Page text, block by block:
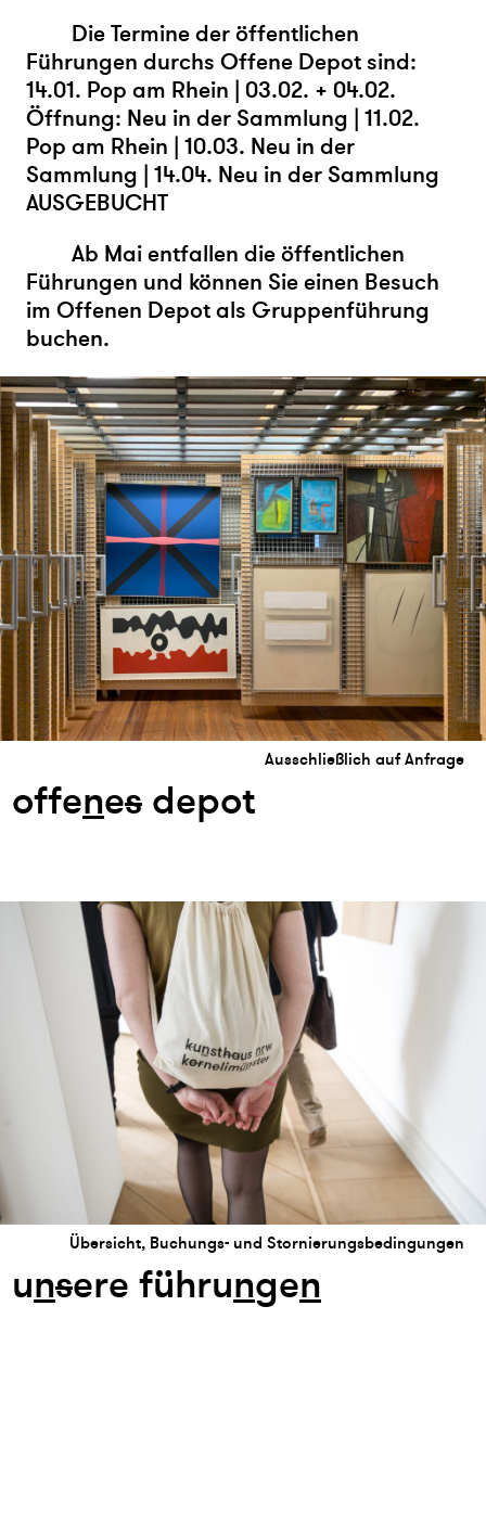
Die Termine der öffentlichen
Führungen durchs Offene Depot sind:
14.01. Pop am Rhein | 03.02. + 04.02.
Öffnung: Neu in der Sammlung | 11.02.
Pop am Rhein | 10.03. Neu in der
Sammlung | 14.04. Neu in der Sammlung
AUSGEBUCHT
Ab Mai entfallen die öffentlichen
Führungen und können Sie einen Besuch
im Offenen Depot als Gruppenführung
buchen.
Ausschließlich auf Anfrage
offenesdepot
Übersicht, Buchungs- und Stornierungsbedingungen
unsere führungen